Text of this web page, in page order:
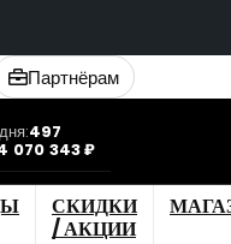
Партнёрам
497
070 343 ₽
СКИДКИ
/ АКЦИИ